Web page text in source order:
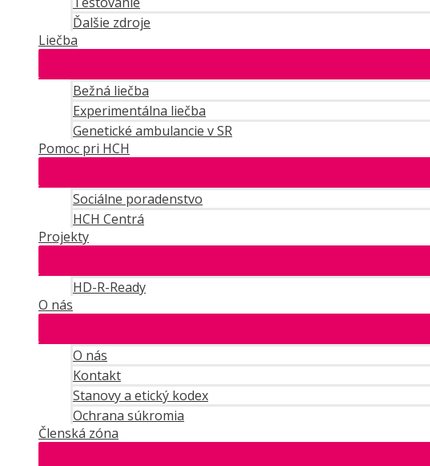
Ďalšie zdroje
Liečba
Bežná liečba
Experimentálna liečba
Genetické ambulancie v SR
Pomoc pri HCH
Sociálne poradenstvo
HCH Centrá
Projekty
HD-R-Ready
O nás
O nás
Kontakt
Stanovy a etický kodex
Ochrana súkromia
Členská zóna